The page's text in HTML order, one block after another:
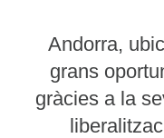
Andorra,
grans
gràcies a la